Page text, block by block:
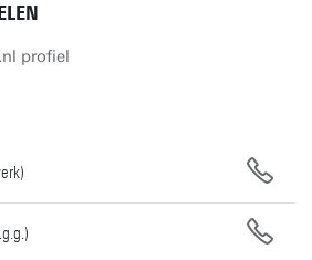
profiel